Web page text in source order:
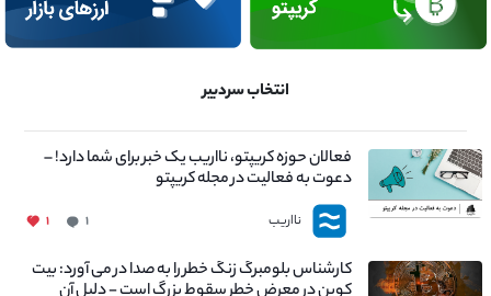
انتخاب سردبیر
فعالان حوزه کریپتو، نااریب یک خبر برای شما دارد! –
دعوت به فعالیت در مجله کریپتو
نااریب ۱ ۱
کارشناس بلومبرگ زنگ خطر را به صدا در می آورد: بیت